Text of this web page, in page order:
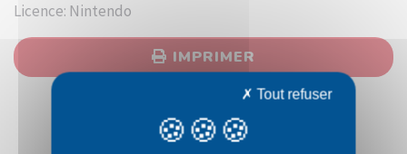
Licence: Nintendo
IMPRIMER
Tout refuser